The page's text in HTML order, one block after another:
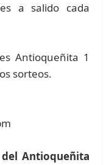
a salido cada
Antioqueñita 1
sorteos.
Antioqueñita